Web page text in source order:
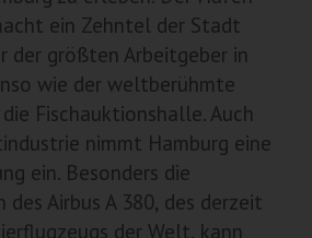
ein Zehntel der Stadt
der größten Arbeitgeber in
wie der weltberühmte
Fischauktionshalle. Auch
nimmt Hamburg eine
ein. Besonders die
Airbus A 380, des derzeit
der Welt, kann